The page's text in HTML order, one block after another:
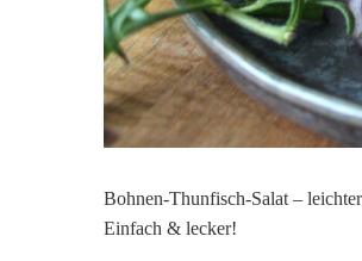
Bohnen-Thunfisch-Salat –
Einfach & lecker!